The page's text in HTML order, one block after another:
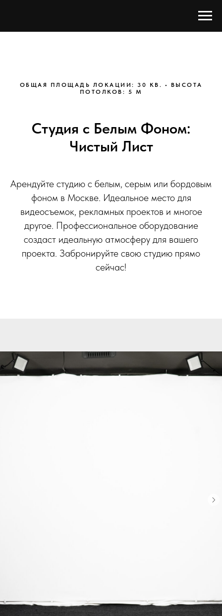
ОБЩАЯ ПЛОЩАДЬ ЛОКАЦИИ: 30 КВ. • ВЫСОТА
ПОТОЛКОВ: 5 М
Студия с Белым Фоном:
Чистый Лист
Арендуйте студию с белым, серым или бордовым
фоном в Москве. Идеальное место для
видеосъемок, рекламных проектов и многое
другое. Профессиональное оборудование
создаст идеальную атмосферу для вашего
проекта. Забронируйте свою студию прямо
сейчас!